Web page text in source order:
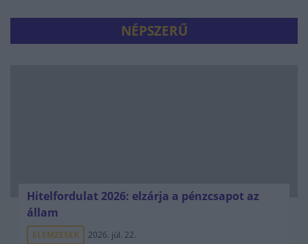
NÉPSZERŰ
Hitelfordulat 2026: elzárja a pénzcsapot az
állam
ELEMZÉSEK 2026. júl. 22.